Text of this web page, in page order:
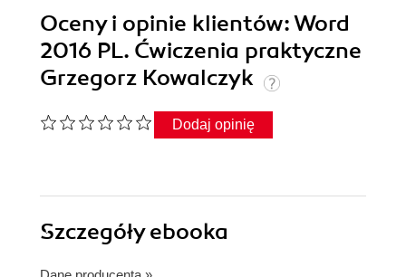
Oceny i opinie klientów: Word
2016 PL. Ćwiczenia praktyczne
Grzegorz Kowalczyk
Dodaj opinię
Szczegółyebooka